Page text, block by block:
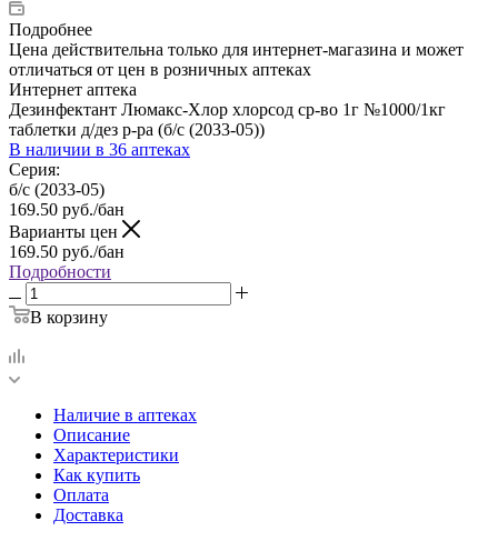
Подробнее
Цена действительна только для интернет-магазина и может
отличаться от цен в розничных аптеках
Интернет аптека
Дезинфектант Люмакс-Хлор хлорсод ср-во 1г №1000/1кг
таблетки д/дез р-ра (б/с (2033-05))
В наличии в 36 аптеках
Серия:
б/с (2033-05)
169.50 руб./бан
Варианты цен
169.50 руб./бан
Подробности
В корзину
Наличие в аптеках
Описание
Характеристики
Как купить
Оплата
Доставка